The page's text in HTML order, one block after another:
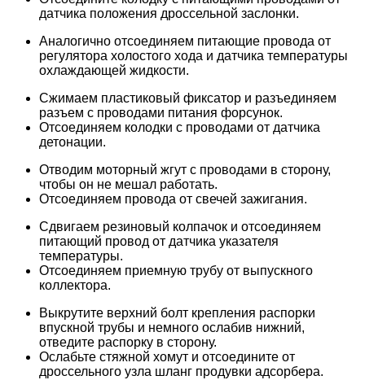
датчика положения дроссельной заслонки.
Аналогично отсоединяем питающие провода от
регулятора холостого хода и датчика температуры
охлаждающей жидкости.
Сжимаем пластиковый фиксатор и разъединяем
разъем с проводами питания форсунок.
Отсоединяем колодки с проводами от датчика
детонации.
Отводим моторный жгут с проводами в сторону,
чтобы он не мешал работать.
Отсоединяем провода от свечей зажигания.
Сдвигаем резиновый колпачок и отсоединяем
питающий провод от датчика указателя
температуры.
Отсоединяем приемную трубу от выпускного
коллектора.
Выкрутите верхний болт крепления распорки
впускной трубы и немного ослабив нижний,
отведите распорку в сторону.
Ослабьте стяжной хомут и отсоедините от
дроссельного узла шланг продувки адсорбера.